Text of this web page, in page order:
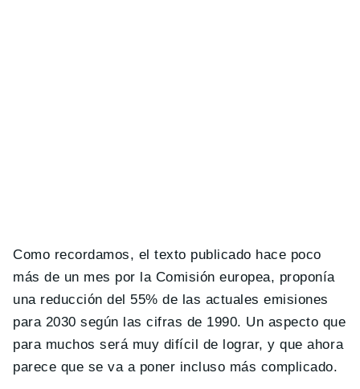
Como recordamos, el texto publicado hace poco
más de un mes por la Comisión europea, proponía
una reducción del 55% de las actuales emisiones
para 2030 según las cifras de 1990. Un aspecto que
para muchos será muy difícil de lograr, y que ahora
parece que se va a poner incluso más complicado.